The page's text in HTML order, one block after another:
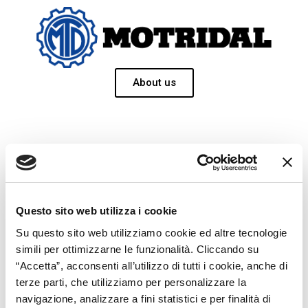
Questo sito web utilizza i cookie
Su questo sito web utilizziamo cookie ed altre tecnologie
simili per ottimizzarne le funzionalità. Cliccando su
“Accetta”, acconsenti all’utilizzo di tutti i cookie, anche di
terze parti, che utilizziamo per personalizzare la
navigazione, analizzare a fini statistici e per finalità di
About us
BULK MATERIAL
HANDLING
MOTRIDAL supplies individual
conveyors, storage systems and